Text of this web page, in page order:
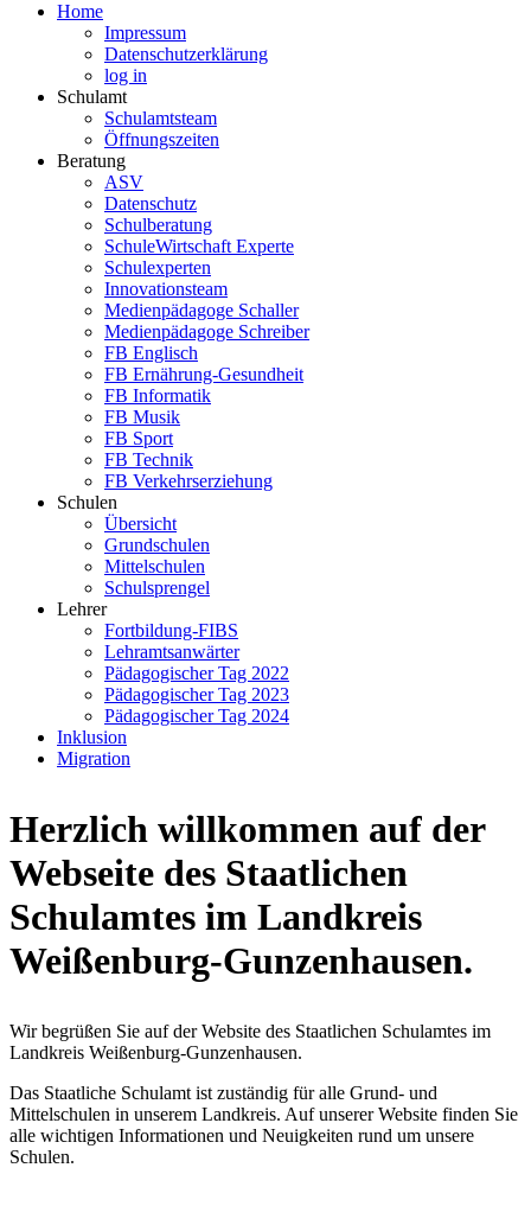
Home
Impressum
Datenschutzerklärung
log in
Schulamt
Schulamtsteam
Öffnungszeiten
Beratung
ASV
Datenschutz
Schulberatung
SchuleWirtschaft Experte
Schulexperten
Innovationsteam
Medienpädagoge Schaller
Medienpädagoge Schreiber
FB Englisch
FB Ernährung-Gesundheit
FB Informatik
FB Musik
FB Sport
FB Technik
FB Verkehrserziehung
Schulen
Übersicht
Grundschulen
Mittelschulen
Schulsprengel
Lehrer
Fortbildung-FIBS
Lehramtsanwärter
Pädagogischer Tag 2022
Pädagogischer Tag 2023
Pädagogischer Tag 2024
Inklusion
Migration
Herzlich willkommen auf der
Webseite des Staatlichen
Schulamtes im Landkreis
Weißenburg-Gunzenhausen.
Wir begrüßen Sie auf der Website des Staatlichen Schulamtes im
Landkreis Weißenburg-Gunzenhausen.
Das Staatliche Schulamt ist zuständig für alle Grund- und
Mittelschulen in unserem Landkreis. Auf unserer Website finden Sie
alle wichtigen Informationen und Neuigkeiten rund um unsere
Schulen.